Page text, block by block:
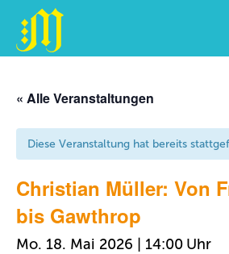
springen
« Alle Veranstaltungen
Diese Veranstaltung hat bereits
Christian Müller: Von
bis Gawthrop
Mo. 18. Mai 2026 | 14:00